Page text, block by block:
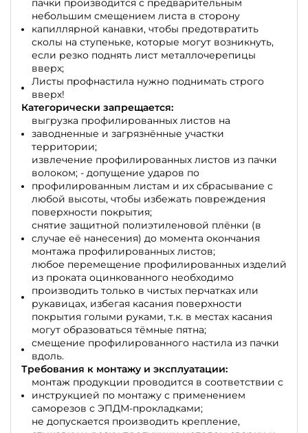
пачки производится с предварительным
небольшим смещением листа в сторону
капиллярной канавки, чтобы предотвратить
сколы на ступеньке, которые могут возникнуть,
если резко поднять лист металлочерепицы
вверх;
Листы профнастила нужно поднимать строго
вверх!
Категорически запрещается:
выгрузка профилированных листов на
заводненные и загрязнённые участки
территории;
извлечение профилированных листов из пачки
волоком; - допущение ударов по
профилированным листам и их сбрасывание с
любой высоты, чтобы избежать повреждения
поверхности покрытия;
снятие защитной полиэтиленовой плёнки (в
случае её нанесения) до момента окончания
монтажа профилированных листов;
любое перемещение профилированных изделий
из проката оцинкованного необходимо
производить только в чистых перчатках или
рукавицах, избегая касания поверхности
покрытия голыми руками, т.к. в местах касания
могут образоваться тёмные пятна;
смещение профилированного настила из пачки
вдоль.
Требования к монтажу и эксплуатации:
монтаж продукции проводится в соответствии с
инструкцией по монтажу с применением
саморезов с ЭПДМ-прокладками;
не допускается производить крепление,